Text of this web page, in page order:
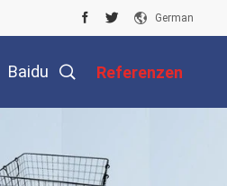
German
Baidu Referenzen